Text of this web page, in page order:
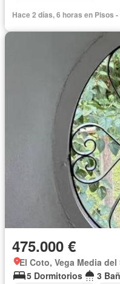
Hace 2 días, 6 horas en Pisos -
475.000 €
El Coto, Vega Media del
5 Dormitorios
3